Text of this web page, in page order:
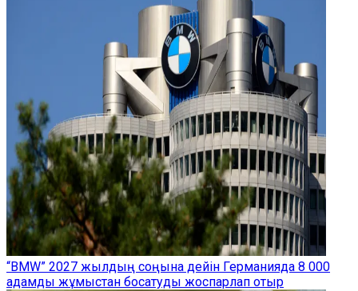
“BMW” 2027 жылдың соңына дейін Германияда 8 000
адамды жұмыстан босатуды жоспарлап отыр